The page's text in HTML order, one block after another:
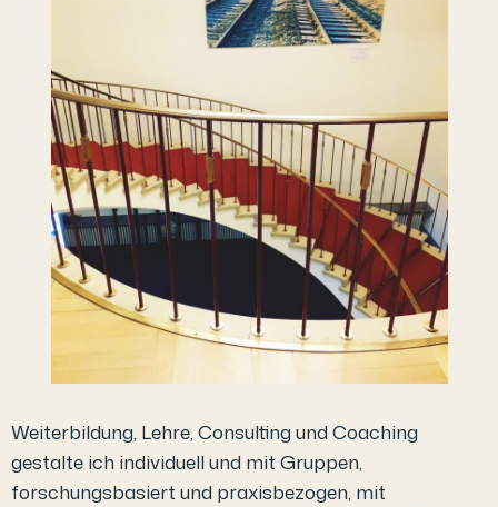
Weiterbildung, Lehre, Consulting und Coaching
gestalte ich individuell und mit Gruppen,
forschungsbasiert und praxisbezogen, mit